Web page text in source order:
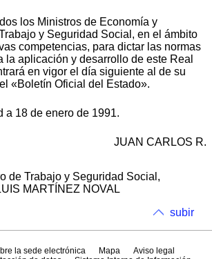
los Ministros de Economía y
y Seguridad Social, en el ámbito
competencias, para dictar las normas
la aplicación y desarrollo de este Real
en vigor el día siguiente al de su
«Boletín Oficial del Estado».
a 18 de enero de 1991.
JUAN CARLOS R.
de Trabajo y Seguridad Social,
MARTÍNEZ NOVAL
subir
la sede electrónica Mapa
Aviso legal